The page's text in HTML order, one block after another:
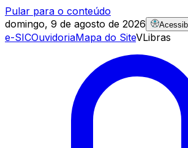
Pular para o conteúdo
domingo, 9 de agosto de 2026
e-SICOuvidoriaMapa do SiteVLibras